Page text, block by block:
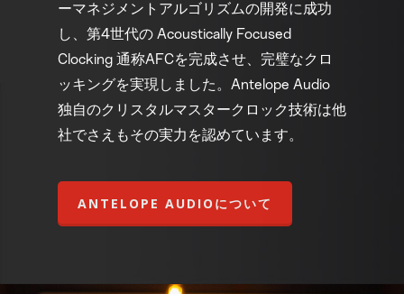
ーマネジメントアルゴリズムの開発に成功
し、第4世代の Acoustically Focused
Clocking 通称AFCを完成させ、完璧なクロ
ッキングを実現しました。Antelope Audio
独自のクリスタルマスタークロック技術は他
社でさえもその実力を認めています。
ANTELOPE AUDIOについて